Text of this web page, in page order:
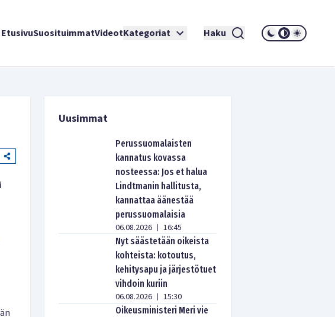
EtusivuSuosituimmatVideotKategoriat Haku
Uusimmat
Perussuomalaisten
kannatus kovassa
nosteessa: Jos et halua
Lindtmanin hallitusta,
kannattaa äänestää
perussuomalaisia
06.08.2026 | 16:45
Nyt säästetään oikeista
kohteista: kotoutus,
kehitysapu ja järjestötuet
vihdoin kuriin
06.08.2026 | 15:30
Oikeusministeri Meri vie